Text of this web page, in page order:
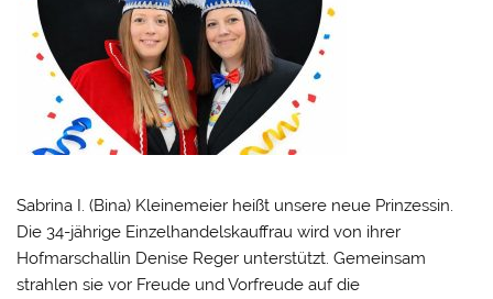
Sabrina I. (Bina) Kleinemeier heißt unsere neue Prinzessin.
Die 34-jährige Einzelhandelskauffrau wird von ihrer
Hofmarschallin Denise Reger unterstützt. Gemeinsam
strahlen sie vor Freude und Vorfreude auf die